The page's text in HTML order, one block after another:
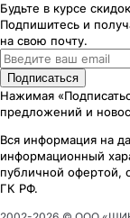
Будьте в курсе
Подпишитесь и
на свою почту.
Подписаться
Нажимая
предложений и
Вся информация на
информационный
публичной офертой,
ГК РФ.